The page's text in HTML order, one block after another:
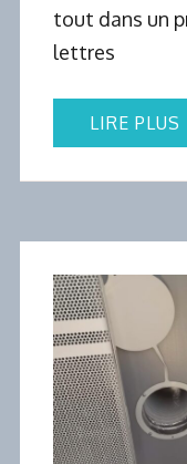
tout dans un
lettres
LIRE PLUS